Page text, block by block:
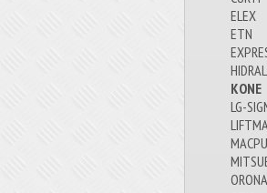
ELEX
ETN
HIDRAL
KONE
LG-
ORONA